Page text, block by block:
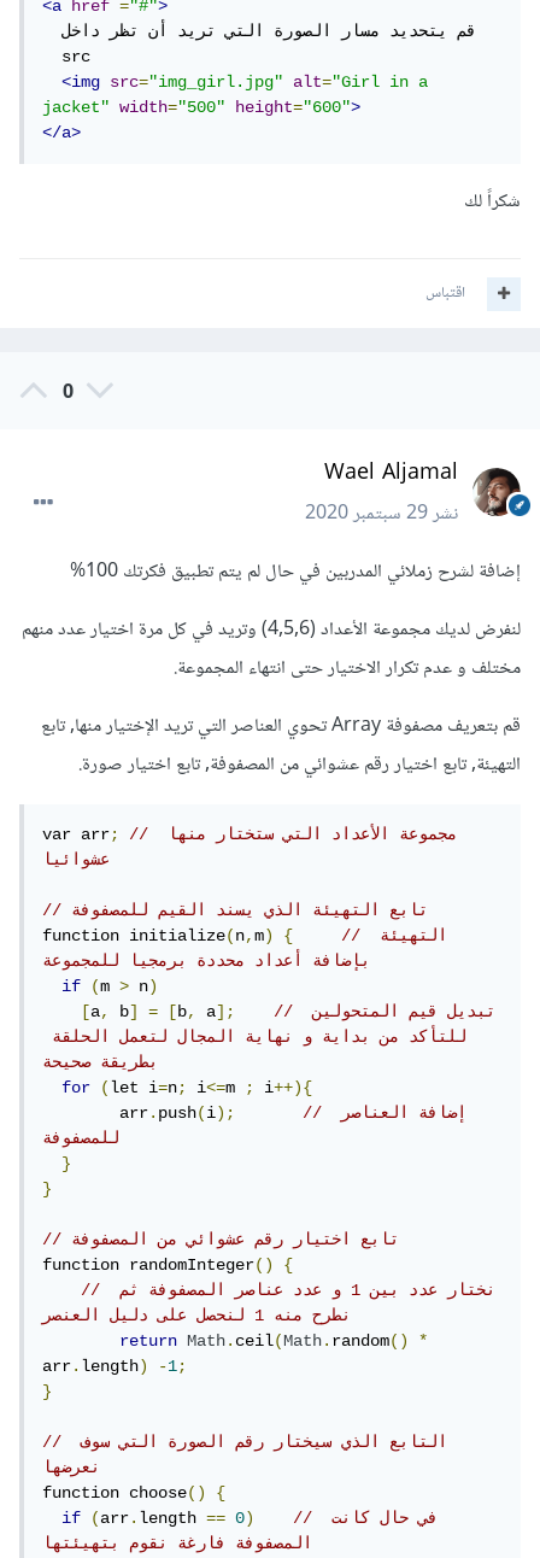
<a href ="#">
  قم يتحديد مسار الصورة التي تريد أن تظر داخل
  src
<img
src="img_girl.jpg" alt="Girl in a
jacket"
width="500" height="600">
</a>
شكراً لك
اقتباس
0
Wael Aljamal
نشر29 سبتمبر 2020
إضافة لشرح زملائي المدربين في حال لم يتم تطبيق فكرتك 100%
لنفرض لديك مجموعة الأعداد (4,5,6) وتريد في كل مرة اختيار عدد منهم
مختلف و عدم تكرار الاختيار حتى انتهاء المجموعة.
قم بتعريف مصفوفة Array تحوي العناصر التي تريد الإختيار منها, تابع
التهيئة, تابع اختيار رقم عشوائي من المصفوفة, تابع اختيار صورة.
var arr;
// مجموعة الأعداد التي ستختار منها
عشوائيا
// تابع التهيئة الذي يسند القيم للمصفوفة
function initialize(n,m) {
// التهيئة
بإضافة أعداد محددة برمجيا للمجموعة
if
(m > n)
[a, b] = [b, a];
// تبديل قيم المتحولين
للتأكد من بداية و نهاية المجال لتعمل الحلقة
بطريقة صحيحة
for
(let i=n; i<=m ; i++){
  	arr
.push(i);
// إضافة العناصر
للمصفوفة
}
}
// تابع اختيار رقم عشوائي من المصفوفة
function randomInteger()
{
// نختار عدد بين 1 و عدد عناصر المصفوفة ثم
نطرح منه 1 لنحصل على دليل العنصر
return
Math.ceil(Math.random()
*
arr.length) -1;
}
// التابع الذي سيختار رقم الصورة التي سوف
function choose()
{
if
(arr.length == 0)
// في حال كانت
المصفوفة فارغة نقوم بتهيئتها